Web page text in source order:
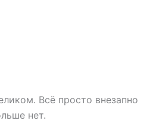
Всё просто внезапно
нет.